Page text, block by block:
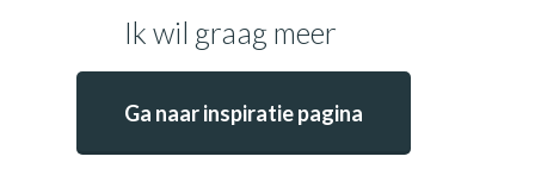
Ik wil graag meer
Ga naar inspiratie pagina